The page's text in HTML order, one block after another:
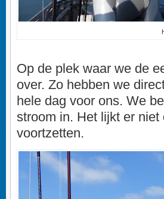
Op de plek waar we de
over. Zo hebben we
hele dag voor ons. We
stroom in. Het lijkt er
voortzetten.